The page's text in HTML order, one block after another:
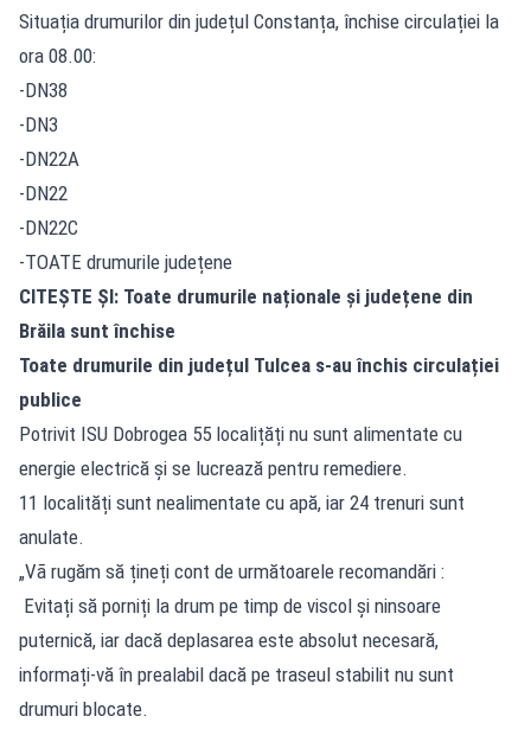
Situația drumurilor din județul Constanța, închise circulației la
ora 08.00:
-DN38
-DN3
-DN22A
-DN22
-DN22C
-TOATE drumurile județene
CITEȘTE ȘI: Toate drumurile naționale și județene din
Brăila sunt închise
Toate drumurile din județul Tulcea s-au închis circulației
publice
Potrivit ISU Dobrogea 55 localițăți nu sunt alimentate cu
energie electrică și se lucrează pentru remediere.
11 localități sunt nealimentate cu apă, iar 24 trenuri sunt
anulate.
„Vã rugăm să țineți cont de următoarele recomandări :
Evitați să porniți la drum pe timp de viscol şi ninsoare
puternică, iar dacă deplasarea este absolut necesară,
informați-vă în prealabil dacă pe traseul stabilit nu sunt
drumuri blocate.